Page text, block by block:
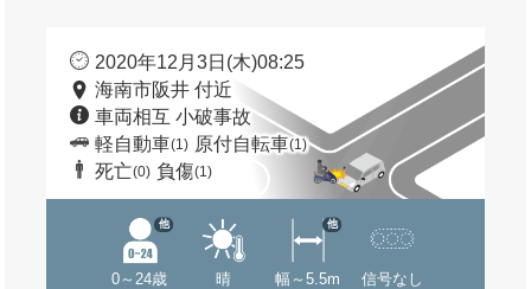
2020年12月3日(木)08:25
海南市阪井 付近
車両相互 小破事故
軽自動車(1) 原付自転車(1)
死亡(0) 負傷(1)
0～24歳
他
晴 幅～5.5m
他
信号なし